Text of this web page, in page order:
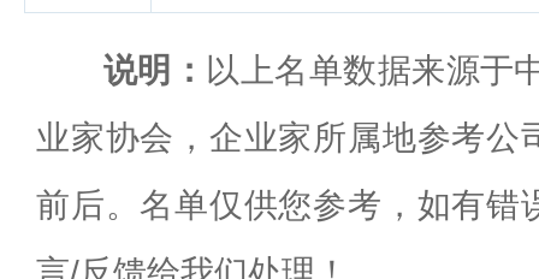
说明： 以上名单数据来源于
业家协会，企业家所属地参考公
前后。名单仅供您参考，如有错